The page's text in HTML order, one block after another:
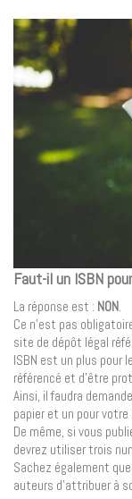
Faut-il un ISBN
La réponse est : NON
Ce n’est pas
site de dépôt légal
ISBN est un plus pour
référencé et d’être
Ainsi, il faudra
papier et un pour votre
De même, si vous
devrez utiliser trois
Sachez également
auteurs d’attribuer à